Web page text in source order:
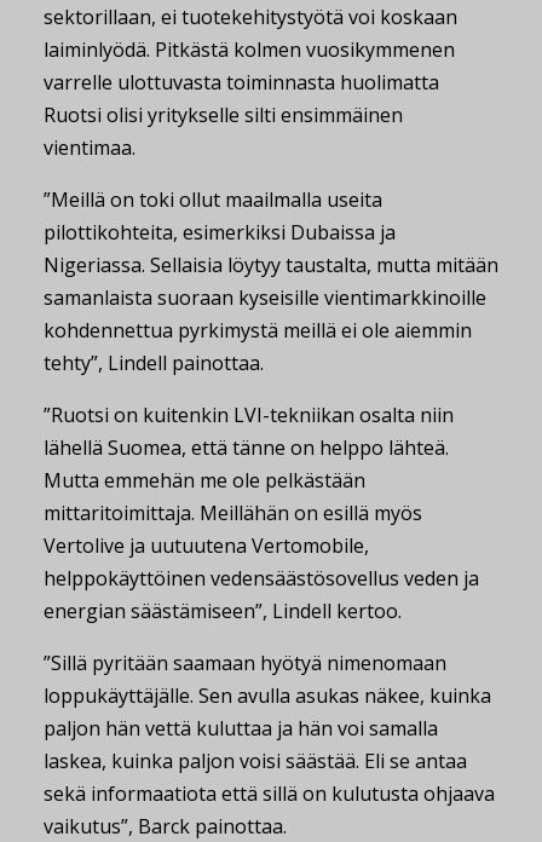
sektorillaan, ei tuotekehitystyötä voi koskaan
laiminlyödä. Pitkästä kolmen vuosikymmenen
varrelle ulottuvasta toiminnasta huolimatta
Ruotsi olisi yritykselle silti ensimmäinen
vientimaa.
”Meillä on toki ollut maailmalla useita
pilottikohteita, esimerkiksi Dubaissa ja
Nigeriassa. Sellaisia löytyy taustalta, mutta mitään
samanlaista suoraan kyseisille vientimarkkinoille
kohdennettua pyrkimystä meillä ei ole aiemmin
tehty”, Lindell painottaa.
”Ruotsi on kuitenkin LVI-tekniikan osalta niin
lähellä Suomea, että tänne on helppo lähteä.
Mutta emmehän me ole pelkästään
mittaritoimittaja. Meillähän on esillä myös
Vertolive ja uutuutena Vertomobile,
helppokäyttöinen vedensäästösovellus veden ja
energian säästämiseen”, Lindell kertoo.
”Sillä pyritään saamaan hyötyä nimenomaan
loppukäyttäjälle. Sen avulla asukas näkee, kuinka
paljon hän vettä kuluttaa ja hän voi samalla
laskea, kuinka paljon voisi säästää. Eli se antaa
sekä informaatiota että sillä on kulutusta ohjaava
vaikutus”, Barck painottaa.